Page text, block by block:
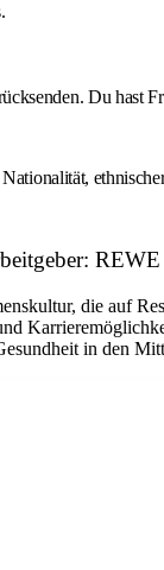
Du hast
die auf
in den